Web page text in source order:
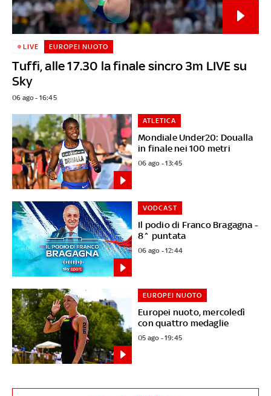
Tuffi, alle 17.30 la finale sincro 3m LIVE su
Sky
LIVE EUROPEI NUOTO
06 ago - 16:45
Mondiale Under20: Doualla
in finale nei 100 metri
ATLETICA
06 ago - 13:45
Il podio di Franco Bragagna -
8^ puntata
VODCAST
06 ago - 12:44
Europei nuoto, mercoledì
con quattro medaglie
EUROPEI NUOTO
05 ago - 19:45